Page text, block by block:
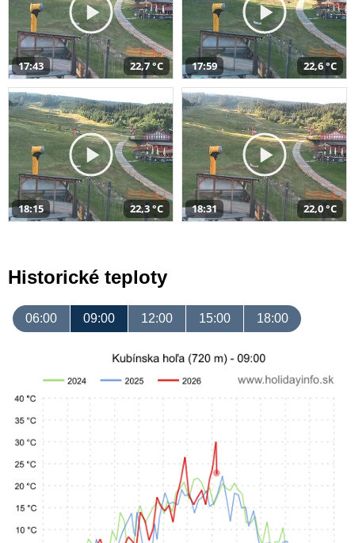
17:43 22,7 °C 17:59 22,6 °C
18:15 22,3 °C 18:31 22,0 °C
Historické teploty
06:00 09:00 12:00 15:00 18:00